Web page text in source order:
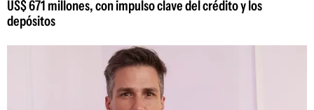
US$ 671 millones, con impulso clave del crédito y los
depósitos